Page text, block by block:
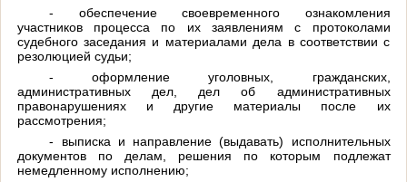
- обеспечение своевременного ознакомления
участников процесса по их заявлениям с протоколами
судебного заседания и материалами дела в соответствии с
резолюцией судьи;
- оформление уголовных, гражданских,
административных дел, дел об административных
правонарушениях и другие материалы после их
рассмотрения;
- выписка и направление (выдавать) исполнительных
документов по делам, решения по которым подлежат
немедленному исполнению;